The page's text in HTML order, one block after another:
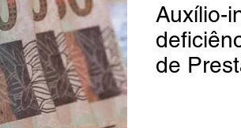
Auxílio-
de